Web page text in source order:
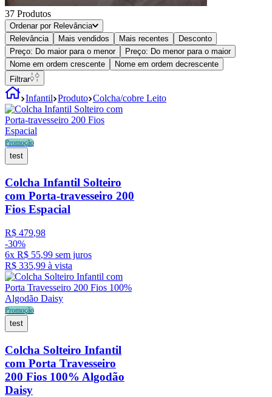
37 Produtos
Ordenar por Relevância
Relevância
Mais vendidos Mais recentes
Desconto
Preço: Do maior para o menor
Preço: Do menor para o maior
Nome em ordem crescente
Nome em ordem decrescente
Filtrar
Infantil Produto Colcha/cobre Leito
Promoção
test
Colcha Infantil Solteiro
com Porta-travesseiro 200
Fios Espacial
R$ 479,98
-30%
6x R$ 55,99 sem juros
R$ 335,99 à vista
Promoção
test
Colcha Solteiro Infantil
com Porta Travesseiro
200 Fios 100% Algodão
Daisy